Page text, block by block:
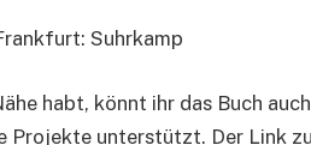
Suhrkamp
habt, könnt ihr das Buch
Projekte unterstützt. Der Link